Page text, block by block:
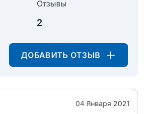
Отзывы
2
ДОБАВИТЬ ОТЗЫВ
04 Января 2021
номер телефона
пункта